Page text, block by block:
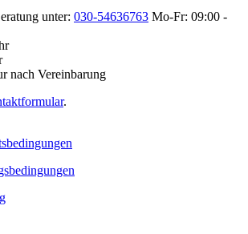
unter: 030-54636763 Mo-Fr: 09:00 -
nach Vereinbarung
.